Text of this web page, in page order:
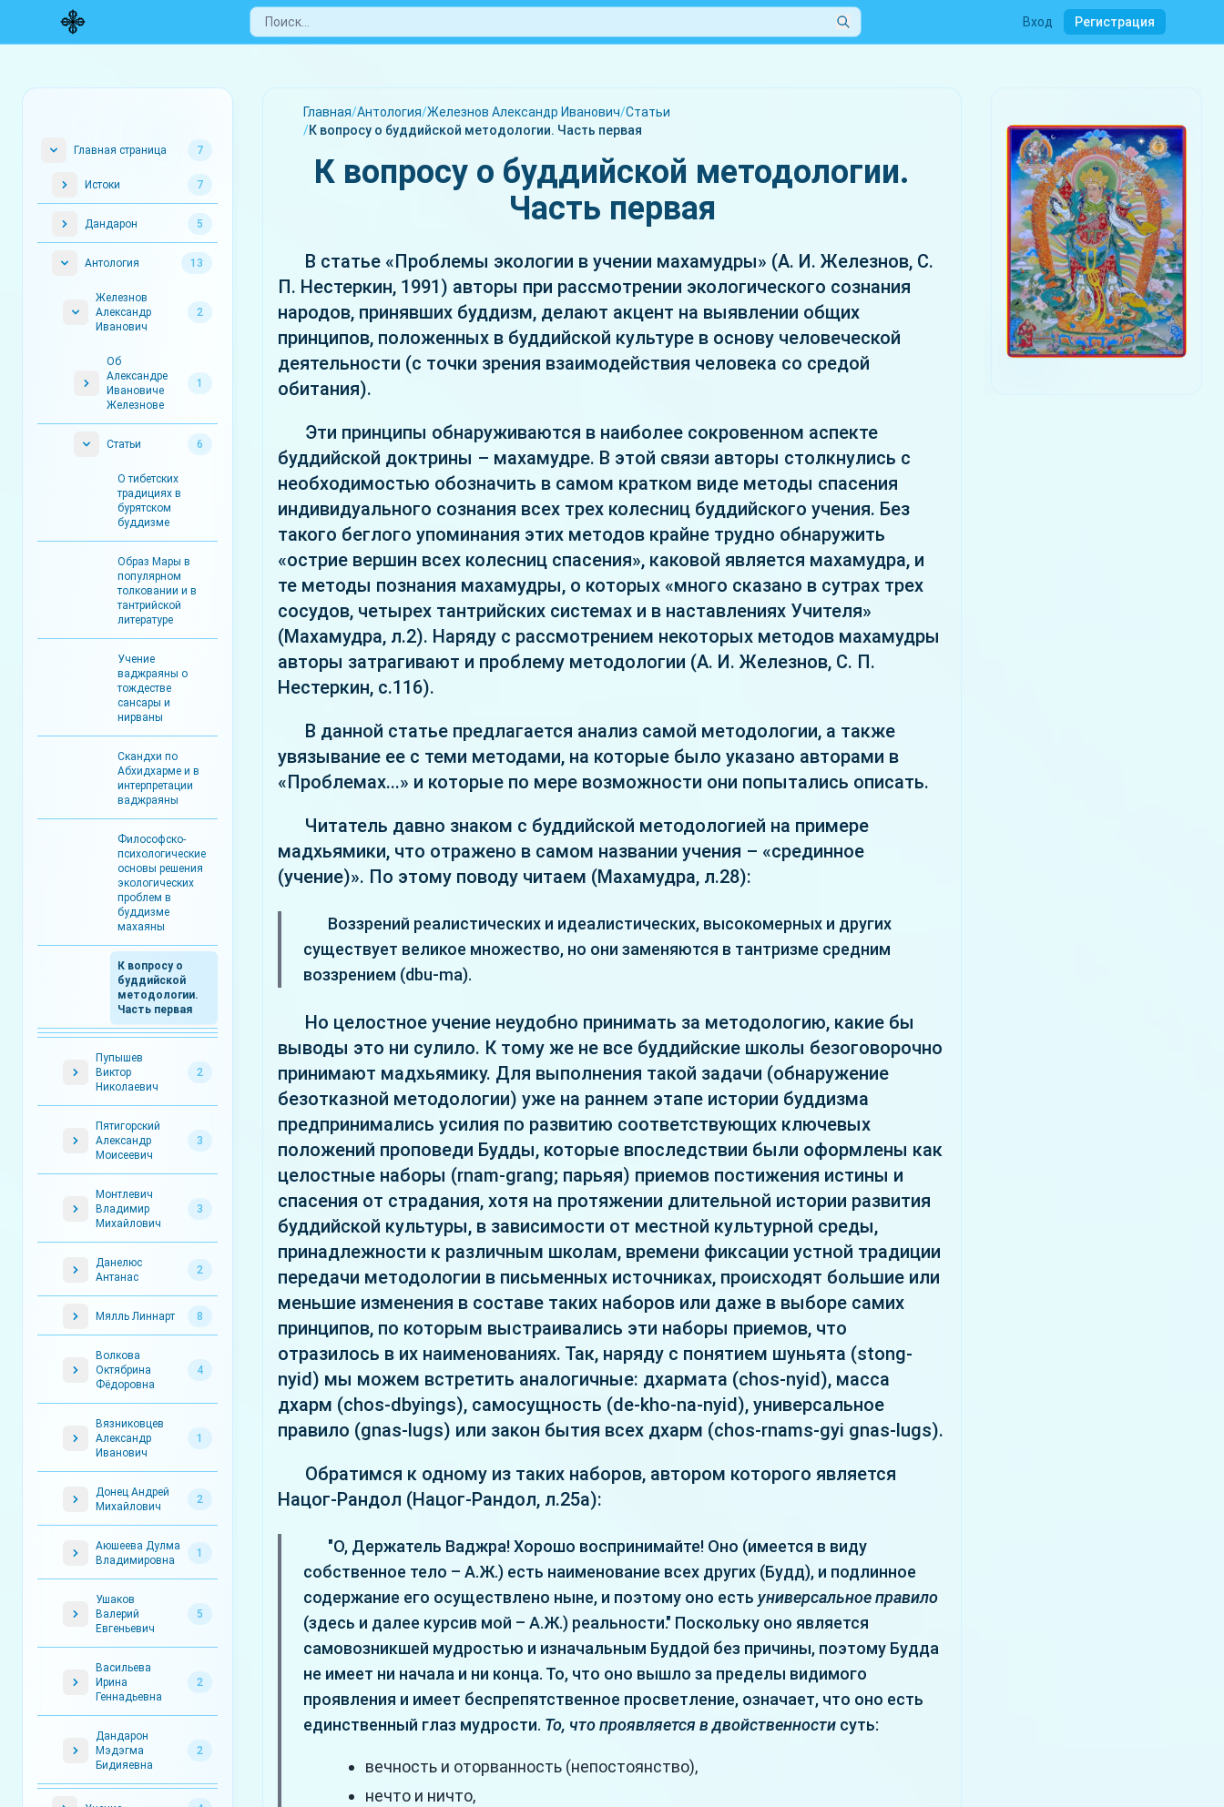
Вход Регистрация
Главная страница 7
Истоки 7
Дандарон 5
Антология 13
Железнов
Александр
Иванович
2
Об
Александре
Ивановиче
Железнове
1
Статьи 6
О тибетских
традициях в
бурятском
буддизме
Образ Мары в
популярном
толковании и в
тантрийской
литературе
Учение
ваджраяны о
тождестве
сансары и
нирваны
Скандхи по
Абхидхарме и в
интерпретации
ваджраяны
Философско-
психологические
основы решения
экологических
проблем в
буддизме
махаяны
К вопросу о
буддийской
методологии.
Часть первая
Пупышев
Виктор
Николаевич
2
Пятигорский
Александр
Моисеевич
3
Монтлевич
Владимир
Михайлович
3
Данелюс
Антанас
2
Мялль Линнарт 8
Волкова
Октябрина
Фёдоровна
4
Вязниковцев
Александр
Иванович
1
Донец Андрей
Михайлович
2
Аюшеева Дулма
Владимировна
1
Ушаков
Валерий
Евгеньевич
5
Васильева
Ирина
Геннадьевна
2
Дандарон
Мэдэгма
Бидияевна
2
Главная/Антология/Железнов Александр Иванович/Статьи
/К вопросу о буддийской методологии. Часть первая
К вопросу о буддийской методологии.
Часть первая
В статье «Проблемы экологии в учении махамудры» (А. И. Железнов, С.
П. Нестеркин, 1991) авторы при рассмотрении экологического сознания
народов, принявших буддизм, делают акцент на выявлении общих
принципов, положенных в буддийской культуре в основу человеческой
деятельности (с точки зрения взаимодействия человека со средой
обитания).
Эти принципы обнаруживаются в наиболее сокровенном аспекте
буддийской доктрины – махамудре. В этой связи авторы столкнулись с
необходимостью обозначить в самом кратком виде методы спасения
индивидуального сознания всех трех колесниц буддийского учения. Без
такого беглого упоминания этих методов крайне трудно обнаружить
«острие вершин всех колесниц спасения», каковой является махамудра, и
те методы познания махамудры, о которых «много сказано в сутрах трех
сосудов, четырех тантрийских системах и в наставлениях Учителя»
(Махамудра, л.2). Наряду с рассмотрением некоторых методов махамудры
авторы затрагивают и проблему методологии (А. И. Железнов, С. П.
Нестеркин, с.116).
В данной статье предлагается анализ самой методологии, а также
увязывание ее с теми методами, на которые было указано авторами в
«Проблемах...» и которые по мере возможности они попытались описать.
Читатель давно знаком с буддийской методологией на примере
мадхьямики, что отражено в самом названии учения – «срединное
(учение)». По этому поводу читаем (Махамудра, л.28):
Воззрений реалистических и идеалистических, высокомерных и других
существует великое множество, но они заменяются в тантризме средним
воззрением (dbu-ma).
Но целостное учение неудобно принимать за методологию, какие бы
выводы это ни сулило. К тому же не все буддийские школы безоговорочно
принимают мадхьямику. Для выполнения такой задачи (обнаружение
безотказной методологии) уже на раннем этапе истории буддизма
предпринимались усилия по развитию соответствующих ключевых
положений проповеди Будды, которые впоследствии были оформлены как
целостные наборы (rnam-grang; парьяя) приемов постижения истины и
спасения от страдания, хотя на протяжении длительной истории развития
буддийской культуры, в зависимости от местной культурной среды,
принадлежности к различным школам, времени фиксации устной традиции
передачи методологии в письменных источниках, происходят большие или
меньшие изменения в составе таких наборов или даже в выборе самих
принципов, по которым выстраивались эти наборы приемов, что
отразилось в их наименованиях. Так, наряду с понятием шуньята (stong-
nyid) мы можем встретить аналогичные: дхармата (сhos-nyid), масса
дхарм (chos-dbyings), самосущность (de-kho-na-nyid), универсальное
правило (gnas-lugs) или закон бытия всех дхарм (chos-rnams-gyi gnas-lugs).
Обратимся к одному из таких наборов, автором которого является
Нацог-Рандол (Нацог-Рандол, л.25а):
"О, Держатель Ваджра! Хорошо воспринимайте! Оно (имеется в виду
собственное тело – А.Ж.) есть наименование всех других (Будд), и подлинное
содержание его осуществлено ныне, и поэтому оно есть универсальное правило
(здесь и далее курсив мой – А.Ж.) реальности." Поскольку оно является
самовозникшей мудростью и изначальным Буддой без причины, поэтому Будда
не имеет ни начала и ни конца. То, что оно вышло за пределы видимого
проявления и имеет беспрепятственное просветление, означает, что оно есть
единственный глаз мудрости. То, что проявляется в двойственности суть:
вечность и оторванность (непостоянство),
нечто и ничто,